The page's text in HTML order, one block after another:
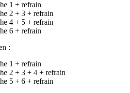
1 + refrain
2 + 3 + refrain
4 + 5 + refrain
6 + refrain
:
1 + refrain
2 + 3 + 4 + refrain
5 + 6 + refrain